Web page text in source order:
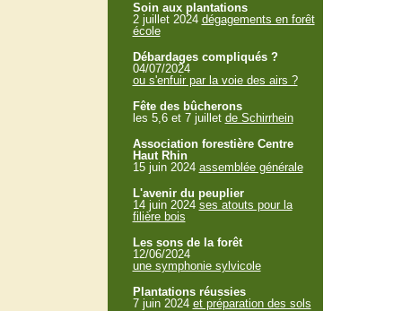
Soin aux plantations
2 juillet 2024 dégagements en forêt
école
Débardages compliqués ?
04/07/2024
ou s'enfuir par la voie des airs ?
Fête des bûcherons
les 5,6 et 7 juillet de Schirrhein
Association forestière Centre
Haut Rhin
15 juin 2024 assemblée générale
L'avenir du peuplier
14 juin 2024 ses atouts pour la
filière bois
Les sons de la forêt
12/06/2024
une symphonie sylvicole
Plantations réussies
7 juin 2024 et préparation des sols